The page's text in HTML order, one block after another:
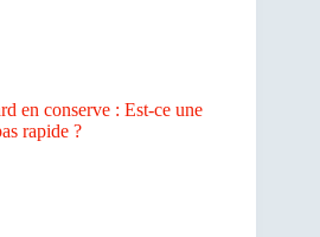
en conserve : Est-ce une
rapide ?